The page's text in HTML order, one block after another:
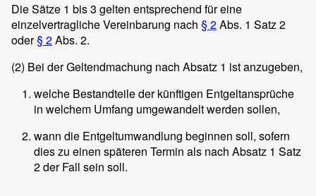
Die Sätze 1 bis 3 gelten entsprechend für eine
einzelvertragliche Vereinbarung nach § 2Abs. 1 Satz 2
oder§ 2Abs. 2.
(2) Bei der Geltendmachung nach Absatz 1 ist anzugeben,
welche Bestandteile der künftigen Entgeltansprüche
in welchem Umfang umgewandelt werden sollen,
wann die Entgeltumwandlung beginnen soll, sofern
dies zu einen späteren Termin als nach Absatz 1 Satz
2 der Fall sein soll.